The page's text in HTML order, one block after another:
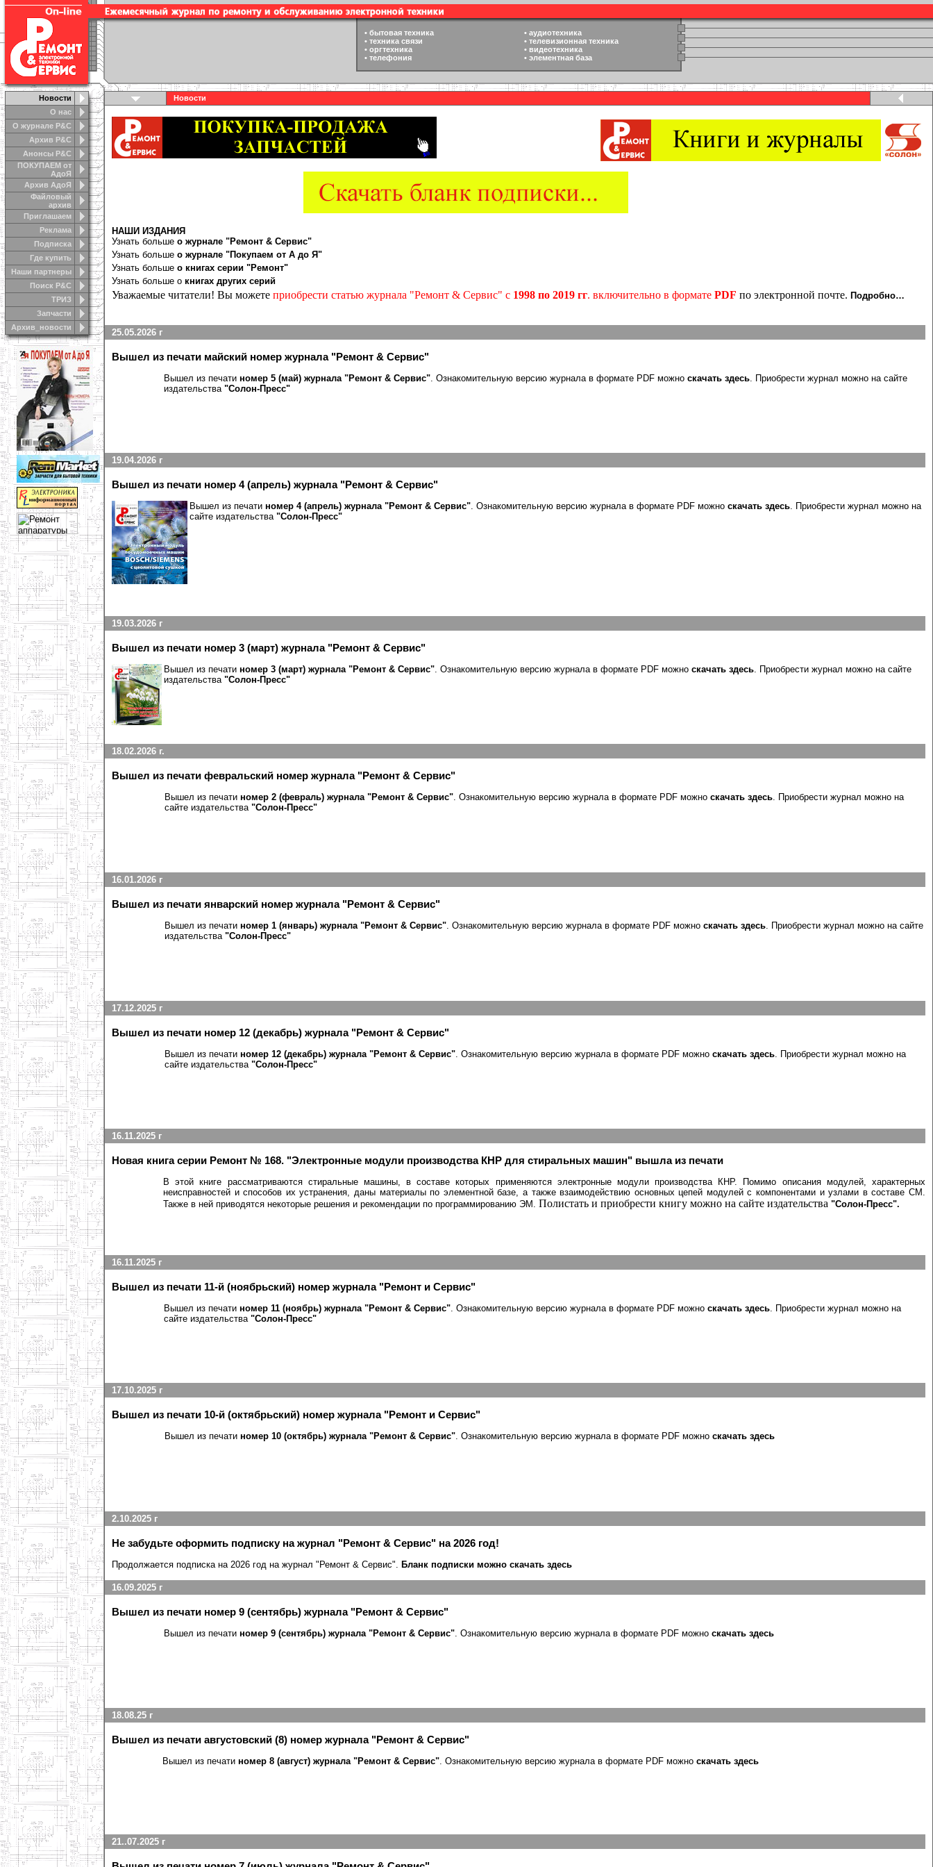
Новости
О нас
О журнале Р&С
Архив Р&С
Анонсы Р&C
ПОКУПАЕМ от
АдоЯ
Архив АдоЯ
Файловый
архив
Приглашаем
Реклама
Подписка
Где купить
Наши партнеры
Поиск Р&С
ТРИЗ
Запчасти
Архив_новости
• бытовая техника • аудиотехника
• техника связи • телевизионная техника
• оргтехника • видеотехника
• телефония • элементная база
Новости
НАШИ ИЗДАНИЯ
Узнать больше о журнале "Ремонт & Сервис"
Узнать больше о журнале "Покупаем от А до Я"
Узнать больше о книгах серии "Ремонт"
Узнать больше о книгах других серий
Уважаемые читатели! Вы можете приобрести статью журнала "Ремонт & Сервис" с 1998 по 2019 гг. включительно в формате PDF по электронной почте. Подробно…
25.05.2026 г
Вышел из печати майский номер журнала "Ремонт & Сервис"
Вышел из печати номер 5 (май) журнала "Ремонт & Сервис". Ознакомительную версию журнала в формате PDF можно скачать здесь. Приобрести журнал можно на сайте
издательства "Солон-Пресс"
19.04.2026 г
Вышел из печати номер 4 (апрель) журнала "Ремонт & Сервис"
Вышел из печати номер 4 (апрель) журнала "Ремонт & Сервис". Ознакомительную версию журнала в формате PDF можно скачать здесь. Приобрести журнал можно на
сайте издательства "Солон-Пресс"
19.03.2026 г
Вышел из печати номер 3 (март) журнала "Ремонт & Сервис"
Вышел из печати номер 3 (март) журнала "Ремонт & Сервис". Ознакомительную версию журнала в формате PDF можно скачать здесь. Приобрести журнал можно на сайте
издательства "Солон-Пресс"
18.02.2026 г.
Вышел из печати февральский номер журнала "Ремонт & Сервис"
Вышел из печати номер 2 (февраль) журнала "Ремонт & Сервис". Ознакомительную версию журнала в формате PDF можно скачать здесь. Приобрести журнал можно на
сайте издательства "Солон-Пресс"
16.01.2026 г
Вышел из печати январский номер журнала "Ремонт & Сервис"
Вышел из печати номер 1 (январь) журнала "Ремонт & Сервис". Ознакомительную версию журнала в формате PDF можно скачать здесь. Приобрести журнал можно на сайте
издательства "Солон-Пресс"
17.12.2025 г
Вышел из печати номер 12 (декабрь) журнала "Ремонт & Сервис"
Вышел из печати номер 12 (декабрь) журнала "Ремонт & Сервис". Ознакомительную версию журнала в формате PDF можно скачать здесь. Приобрести журнал можно на
сайте издательства "Солон-Пресс"
16.11.2025 г
Новая книга серии Ремонт № 168. "Электронные модули производства КНР для стиральных машин" вышла из печати
В этой книге рассматриваются стиральные машины, в составе которых применяются электронные модули производства КНР. Помимо описания модулей, характерных
неисправностей и способов их устранения, даны материалы по элементной базе, а также взаимодействию основных цепей модулей с компонентами и узлами в составе СМ.
Также в ней приводятся некоторые решения и рекомендации по программированию ЭМ. Полистать и приобрести книгу можно на сайте издательства "Солон-Пресс".
16.11.2025 г
Вышел из печати 11-й (ноябрьский) номер журнала "Ремонт и Сервис"
Вышел из печати номер 11 (ноябрь) журнала "Ремонт & Сервис". Ознакомительную версию журнала в формате PDF можно скачать здесь. Приобрести журнал можно на
сайте издательства "Солон-Пресс"
17.10.2025 г
Вышел из печати 10-й (октябрьский) номер журнала "Ремонт и Сервис"
Вышел из печати номер 10 (октябрь) журнала "Ремонт & Сервис". Ознакомительную версию журнала в формате PDF можно скачать здесь
2.10.2025 г
Не забудьте оформить подписку на журнал "Ремонт & Сервис" на 2026 год!
Продолжается подписка на 2026 год на журнал "Ремонт & Сервис". Бланк подписки можно скачать здесь
16.09.2025 г
Вышел из печати номер 9 (сентябрь) журнала "Ремонт & Сервис"
Вышел из печати номер 9 (сентябрь) журнала "Ремонт & Сервис". Ознакомительную версию журнала в формате PDF можно скачать здесь
18.08.25 г
Вышел из печати августовский (8) номер журнала "Ремонт & Сервис"
Вышел из печати номер 8 (август) журнала "Ремонт & Сервис". Ознакомительную версию журнала в формате PDF можно скачать здесь
21..07.2025 г